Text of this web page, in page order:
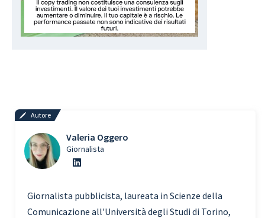
Autore
Valeria Oggero
Giornalista
Giornalista pubblicista, laureata in Scienze della
Comunicazione all'Università degli Studi di Torino,